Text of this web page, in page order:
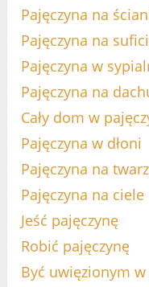
Pajęczyna na
Pajęczyna na
Pajęczyna w
Pajęczyna na
Cały dom w
Pajęczyna w dłoni
Pajęczyna na
Pajęczyna na ciele
Jeść pajęczynę
Robić pajęczynę
Być uwięzionym